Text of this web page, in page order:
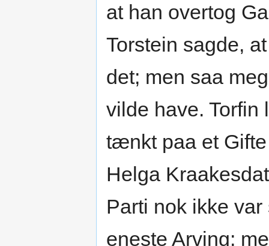
at han overtog
Torstein sagde,
det; men saa
vilde have. Torfin
tænkt paa et
Helga
Parti nok ikke
eneste Arving;